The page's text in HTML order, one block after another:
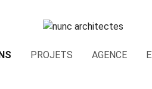
PROJETS AGENCE